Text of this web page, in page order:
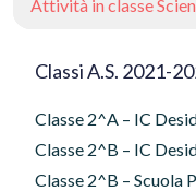
Attività in classe
Classi A.S. 2021-
Classe 2^A – IC
Classe 2^B – IC
Classe 2^B – Scuola